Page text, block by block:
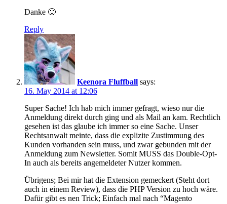
Danke 🙂
Reply
Keenora Fluffball says:
16. May 2014 at 12:06
Super Sache! Ich hab mich immer gefragt, wieso nur die
Anmeldung direkt durch ging und als Mail an kam. Rechtlich
gesehen ist das glaube ich immer so eine Sache. Unser
Rechtsanwalt meinte, dass die explizite Zustimmung des
Kunden vorhanden sein muss, und zwar gebunden mit der
Anmeldung zum Newsletter. Somit MUSS das Double-Opt-
In auch als bereits angemeldeter Nutzer kommen.
Übrigens; Bei mir hat die Extension gemeckert (Steht dort
auch in einem Review), dass die PHP Version zu hoch wäre.
Dafür gibt es nen Trick; Einfach mal nach “Magento